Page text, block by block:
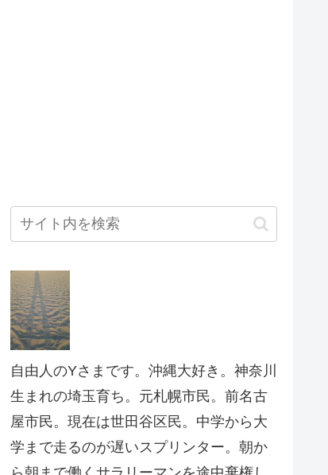
自由人のYさまです。沖縄大好き。神奈川
生まれの埼玉育ち。元札幌市民。前名古
屋市民。現在は世田谷区民。中学から大
学まで走るのが遅いスプリンター。朝か